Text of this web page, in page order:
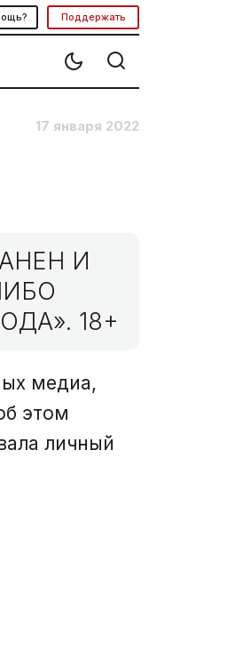
Поддержать
17 января 2022
И
18+
медиа,
этом
личный